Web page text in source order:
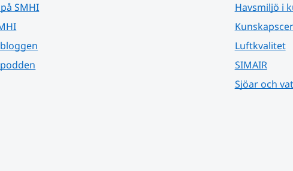
SMHI
Havsmiljö i
Luftkvalitet
SIMAIR
Sjöar och